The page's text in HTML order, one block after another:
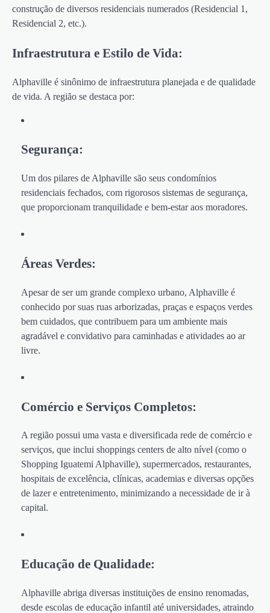
construção de diversos residenciais numerados (Residencial 1,
Residencial 2, etc.).
Infraestrutura e Estilo de Vida:
Alphaville é sinônimo de infraestrutura planejada e de qualidade
de vida. A região se destaca por:
Segurança:
Um dos pilares de Alphaville são seus condomínios
residenciais fechados, com rigorosos sistemas de segurança,
que proporcionam tranquilidade e bem-estar aos moradores.
Áreas Verdes:
Apesar de ser um grande complexo urbano, Alphaville é
conhecido por suas ruas arborizadas, praças e espaços verdes
bem cuidados, que contribuem para um ambiente mais
agradável e convidativo para caminhadas e atividades ao ar
livre.
Comércio e Serviços Completos:
A região possui uma vasta e diversificada rede de comércio e
serviços, que inclui shoppings centers de alto nível (como o
Shopping Iguatemi Alphaville), supermercados, restaurantes,
hospitais de excelência, clínicas, academias e diversas opções
de lazer e entretenimento, minimizando a necessidade de ir à
capital.
Educação de Qualidade:
Alphaville abriga diversas instituições de ensino renomadas,
desde escolas de educação infantil até universidades, atraindo